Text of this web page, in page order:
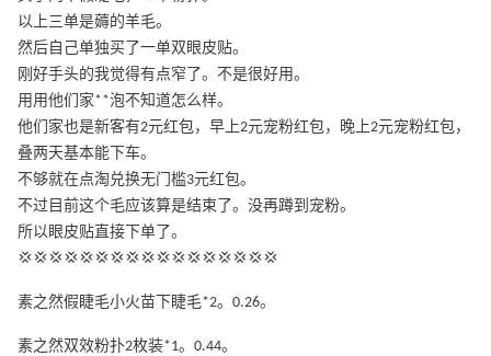
以上三单是薅的羊毛。
然后自己单独买了一单双眼皮贴。
刚好手头的我觉得有点窄了。不是很好用。
用用他们家**泡不知道怎么样。
他们家也是新客有2元红包，早上2元宠粉红包，晚上2元宠粉红包，
叠两天基本能下车。
不够就在点淘兑换无门槛3元红包。
不过目前这个毛应该算是结束了。没再蹲到宠粉。
所以眼皮贴直接下单了。
💢💢💢💢💢💢💢💢💢💢💢💢💢💢💢💢💢
素之然假睫毛小火苗下睫毛*2。0.26。
素之然双效粉扑2枚装*1。0.44。